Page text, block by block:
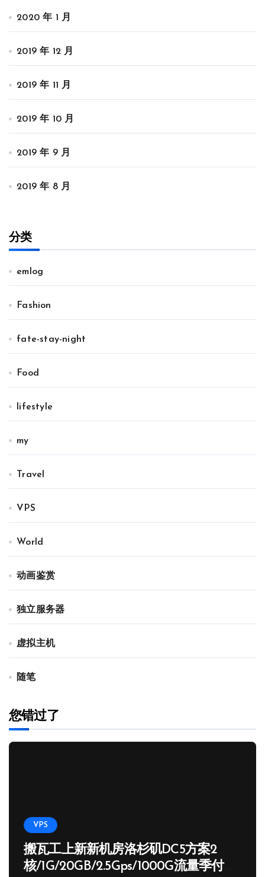
2020 年 1 月
2019 年 12 月
2019 年 11 月
2019 年 10 月
2019 年 9 月
2019 年 8 月
分类
emlog
Fashion
fate-stay-night
Food
lifestyle
my
Travel
VPS
World
动画鉴赏
独立服务器
虚拟主机
随笔
您错过了
VPS
搬瓦工上新新机房洛杉矶DC5方案2
核/1G/20GB/2.5Gps/1000G流量季付